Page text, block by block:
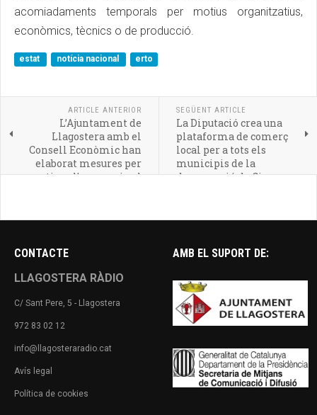
acomiadaments temporals per motius organitzatius,
econòmics, tècnics o de producció.
estat notícia nacional erto
ARTICLE ANTERIOR
L’Ajuntament de
Llagostera amb el
Consell Econòmic han
elaborat mesures per
reactivar l’economia al
SEGÜENT ARTICLE
La Diputació crea una
plataforma de comerç
local per a tots els
municipis de la
demarcació de Girona
CONTACTE
LLAGOSTERA RÀDIO
C/ Sant Pere, 5 - Llagostera
972 83 02 12
info@llagosteraradio.cat
Avís legal
Política de cookies
AMB EL SUPORT DE: